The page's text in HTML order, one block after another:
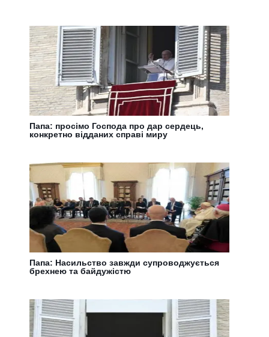
Папа: просімо Господа про дар сердець,
конкретно відданих справі миру
Папа: Насильство завжди супроводжується
брехнею та байдужістю